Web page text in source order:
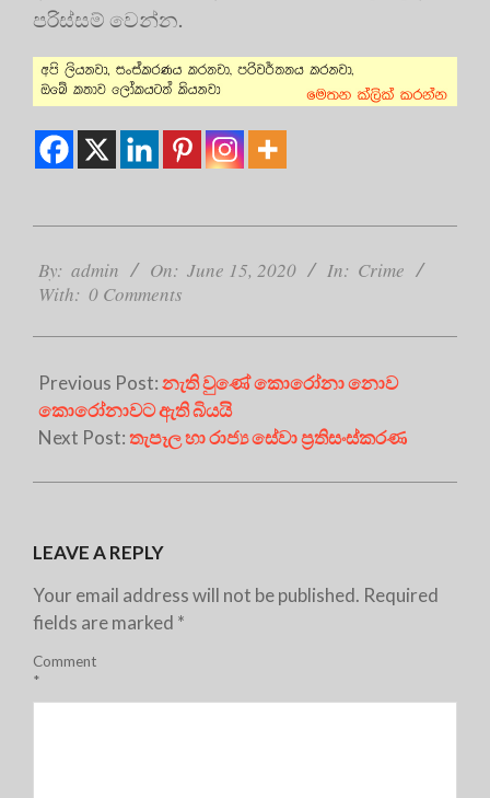
පරිස්සම් වෙන්න.
06-
15
By: admin On: June 15, 2020 In: Crime
With: 0 Comments
Previous Post:නැති වුණේ කොරෝනා නොව
කොරෝනාවට ඇති බියයි
Next Post:තැපෑල හා රාජ්‍ය සේවා ප්‍රතිසංස්කරණ
LEAVE A REPLY
Your email address will not be published. Required
fields are marked *
Comment
*